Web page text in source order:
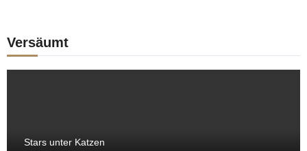
Versäumt
Stars unter Katzen